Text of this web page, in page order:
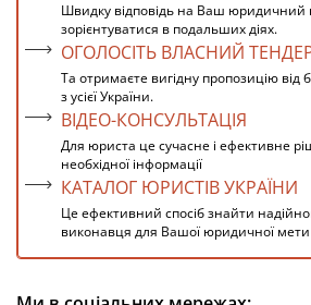
Швидку відповідь на Ваш
зорієнтуватися в подальших діях.
ОГОЛОСІТЬ ВЛАСНИЙ
Та отримаєте вигідну пропозицію від
з усієї України.
ВІДЕО-КОНСУЛЬТАЦІЯ
Для юриста це сучасне і ефективне
необхідної інформації
КАТАЛОГ ЮРИСТІВ УКРАЇНИ
Це ефективний спосіб знайти
виконавця для Вашої юридичної мети